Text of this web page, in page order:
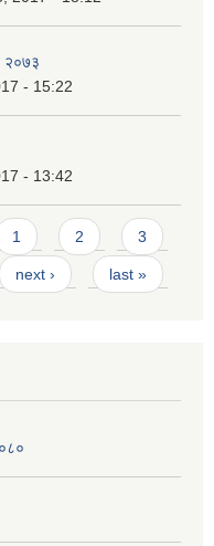
२०७३
- 15:22
- 13:42
1 2 3
next › last »